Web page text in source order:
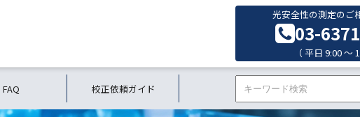
光安全性の測定のご
03-
（ 平日 9:00 ～
FAQ 校正依頼ガイド